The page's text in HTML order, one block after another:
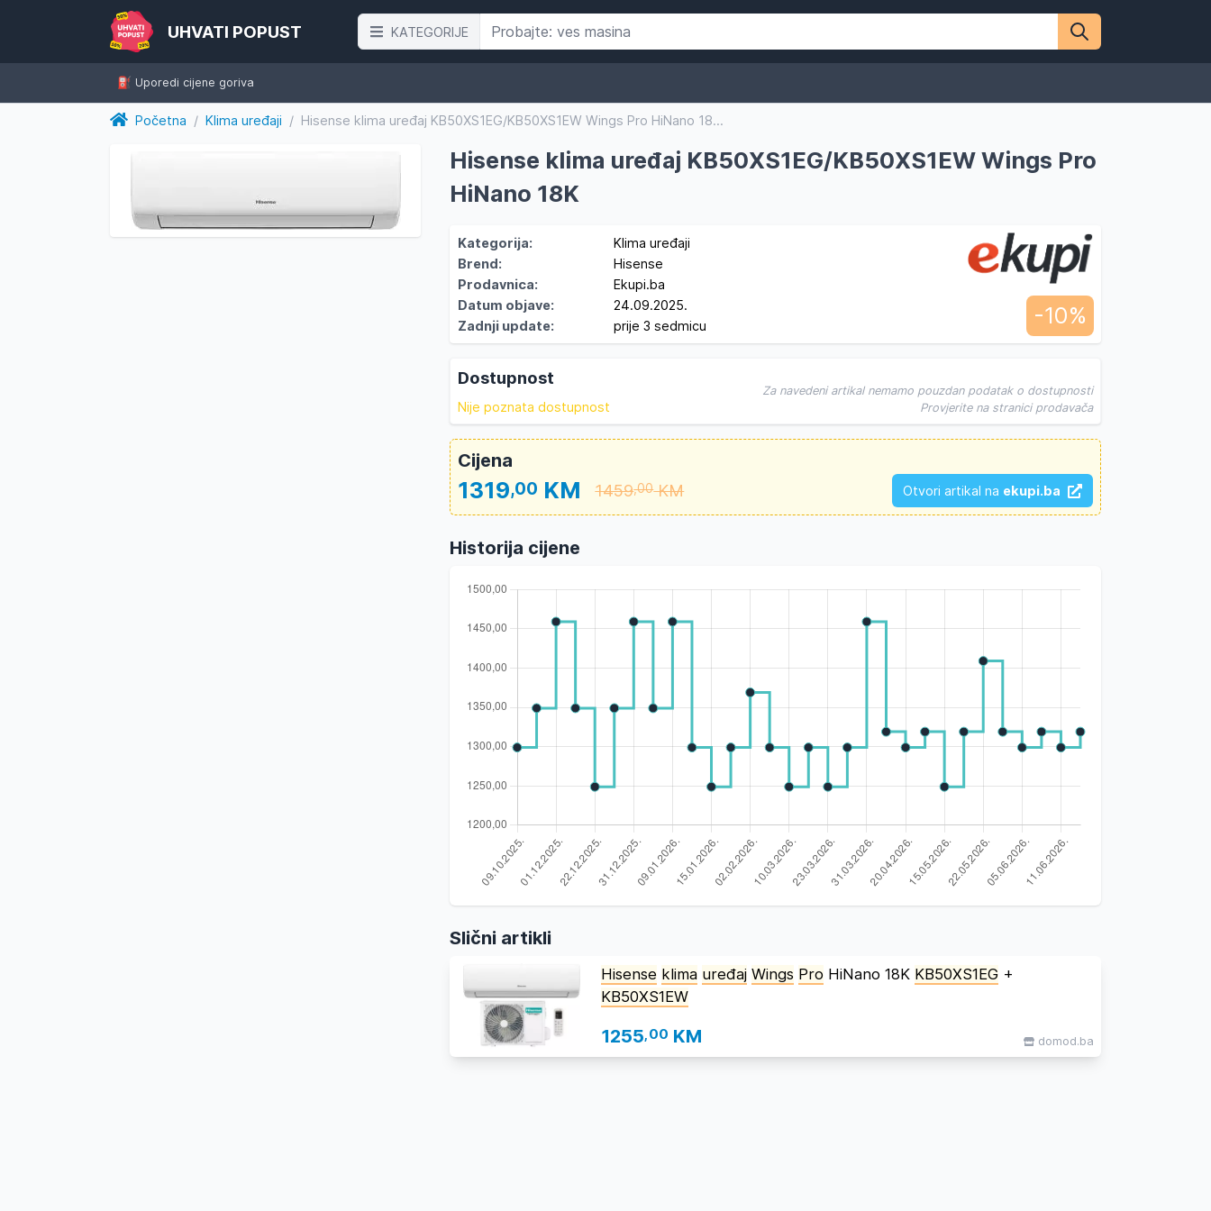
UHVATI POPUST KATEGORIJE
⛽️ Uporedi cijene goriva
Početna / Klima uređaji / Hisense klima uređaj KB50XS1EG/KB50XS1EW Wings Pro HiNano 18...
Hisense klima uređaj KB50XS1EG/KB50XS1EW Wings Pro
HiNano 18K
Kategorija:
Klima uređaji
Brend:
Hisense
Prodavnica:
Ekupi.ba
Datum objave:
24.09.2025.
Zadnji update:
prije 3 sedmicu -10%
Dostupnost
Nije poznata dostupnost
Za navedeni artikal nemamo pouzdan podatak o dostupnosti
Provjerite na stranici prodavača
Cijena
1319,00 KM 1459,00KM Otvori artikal na ekupi.ba
Historija cijene
Slični artikli
Hisense klima uređaj Wings Pro HiNano 18K KB50XS1EG +
KB50XS1EW
1255,00 KM domod.ba